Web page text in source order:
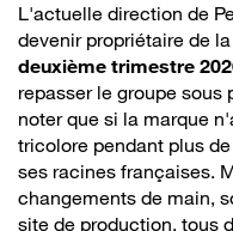
L'actuelle direction de
devenir propriétaire de
deuxième trimestre
repasser le groupe
noter que si la marque
tricolore pendant plus
ses racines françaises.
changements de main,
site de production, tous